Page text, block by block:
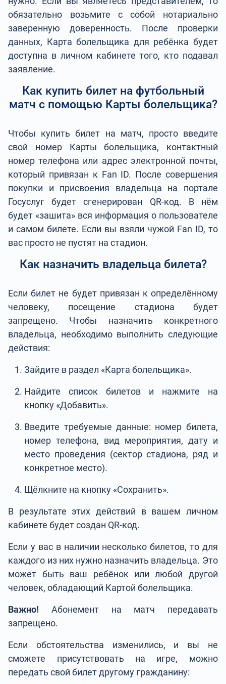
обязательно возьмите с собой нотариально
заверенную доверенность. После проверки
данных, Карта болельщика для ребёнка будет
доступна в личном кабинете того, кто подавал
заявление.
Как купить билет на футбольный
матч с помощью Карты болельщика?
Чтобы купить билет на матч, просто введите
свой номер Карты болельщика, контактный
номер телефона или адрес электронной почты,
который привязан к Fan ID. После совершения
покупки и присвоения владельца на портале
Госуслуг будет сгенерирован QR-код. В нём
будет «зашита» вся информация о пользователе
и самом билете. Если вы взяли чужой Fan ID, то
вас просто не пустят на стадион.
Как назначить владельца билета?
Если билет не будет привязан к определённому
человеку, посещение стадиона будет
запрещено. Чтобы назначить конкретного
владельца, необходимо выполнить следующие
действия:
Зайдите в раздел «Карта болельщика».
Найдите список билетов и нажмите на
кнопку «Добавить».
Введите требуемые данные: номер билета,
номер телефона, вид мероприятия, дату и
место проведения (сектор стадиона, ряд и
конкретное место).
Щёлкните на кнопку «Сохранить».
В результате этих действий в вашем личном
кабинете будет создан QR-код.
Если у вас в наличии несколько билетов, то для
каждого из них нужно назначить владельца. Это
может быть ваш ребёнок или любой другой
человек, обладающий Картой болельщика.
Важно! Абонемент на матч передавать
запрещено.
Если обстоятельства изменились, и вы не
сможете присутствовать на игре, можно
передать свой билет другому гражданину: